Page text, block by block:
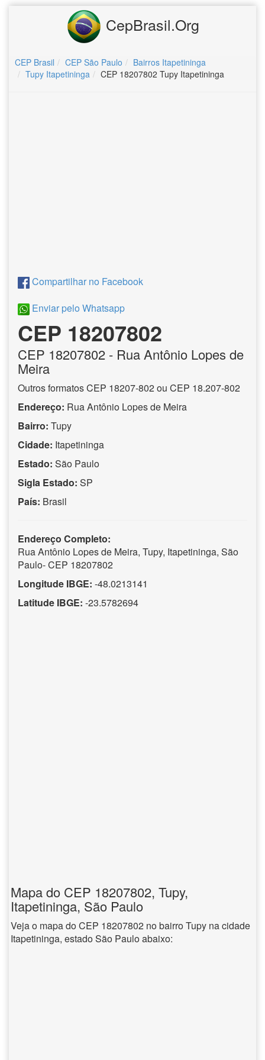
CepBrasil.Org
CEP Brasil CEP São Paulo
Bairros Itapetininga
Tupy Itapetininga
CEP 18207802 Tupy Itapetininga
Compartilhar no Facebook
Enviar pelo Whatsapp
CEP 18207802
CEP 18207802 - Rua Antônio Lopes de
Meira
Outros formatos CEP 18207-802 ou CEP 18.207-802
Endereço: Rua Antônio Lopes de Meira
Bairro: Tupy
Cidade: Itapetininga
Estado: São Paulo
Sigla Estado: SP
País: Brasil
Endereço Completo:
Rua Antônio Lopes de Meira, Tupy, Itapetininga, São
Paulo- CEP 18207802
Longitude IBGE: -48.0213141
Latitude IBGE: -23.5782694
Mapa do CEP 18207802, Tupy,
Itapetininga, São Paulo
Veja o mapa do CEP 18207802 no bairro Tupy na cidade
Itapetininga, estado São Paulo abaixo: